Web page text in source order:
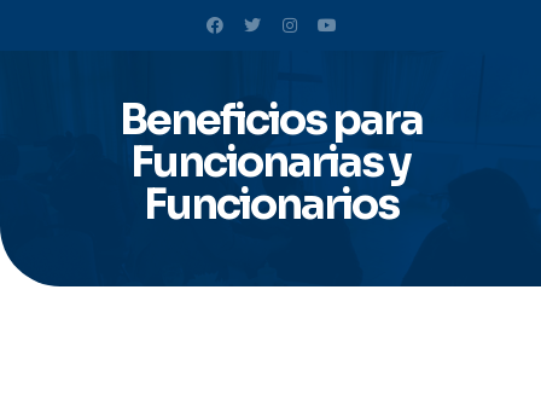
Beneficios para
Funcionarias y
Funcionarios